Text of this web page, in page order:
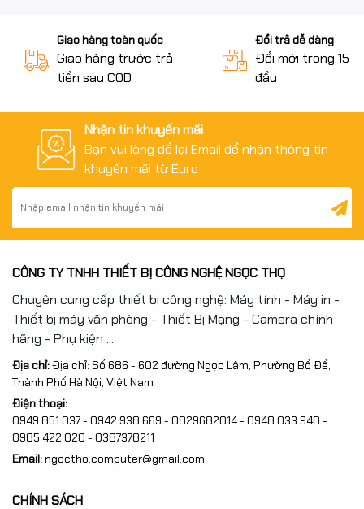
#HopMucStarink #W1510A #HP151A #HopMuc4003
#HopMucNoChip #HopMucCoLoDoMuc #mucdomayin
#hopmuclaser
#MucInHP #LaserJetPro4003 #LaserJetPro4103
#mucingiare #mucvanphong #fullVAT
#ngocthocomputer #congnghengoctho
Giao hàng toàn quốc
Giao hàng trước trả
tiền sau COD
Đổi trả dễ dàng
Đổi mới trong 15
đầu
Nhận tin khuyến mãi
Bạn vui lòng để lại Email để nhận thông tin
khuyến mãi từ Euro
CÔNG TY TNHH THIẾT BỊ CÔNG NGHỆ NGỌC THỌ
Chuyên cung cấp thiết bị công nghệ: Máy tính - Máy in -
Thiết bị máy văn phòng - Thiết Bị Mạng - Camera chính
hãng - Phụ kiện ...
Địa chỉ:Địa chỉ: Số 686 - 602 đường Ngọc Lâm, Phường Bồ Đề,
Thành Phố Hà Nội, Việt Nam
Điện thoại:
0949.851.037 - 0942.938.669 - 0829682014 - 0948.033.948 -
0985 422 020 - 0387378211
Email:ngoctho.computer@gmail.com
CHÍNH SÁCH